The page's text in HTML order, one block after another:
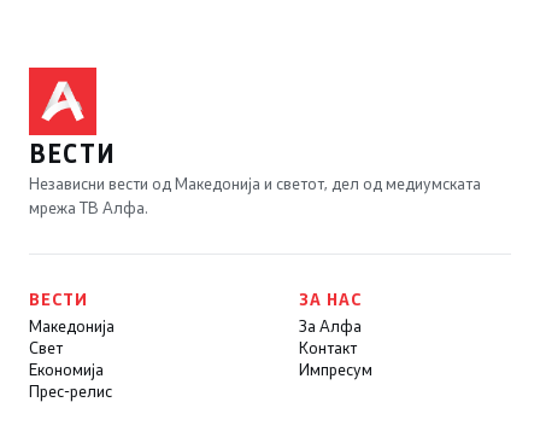
ВЕСТИ
Независни вести од Македонија и светот, дел од медиумската
мрежа ТВ Алфа.
ВЕСТИ
Македонија
Свет
Економија
Прес-релис
ЗА НАС
За Алфа
Контакт
Импресум